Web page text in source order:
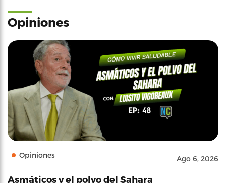
Opiniones
Opiniones Ago 6, 2026
Asmáticos y el polvo del Sahara